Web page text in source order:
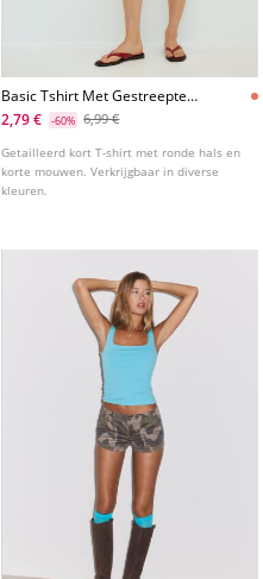
Basic Tshirt Met Gestreepte
Mini Mouwen
2,79 € -60% 6,99 €
Getailleerd kort T-shirt met ronde hals en
korte mouwen. Verkrijgbaar in diverse
kleuren.